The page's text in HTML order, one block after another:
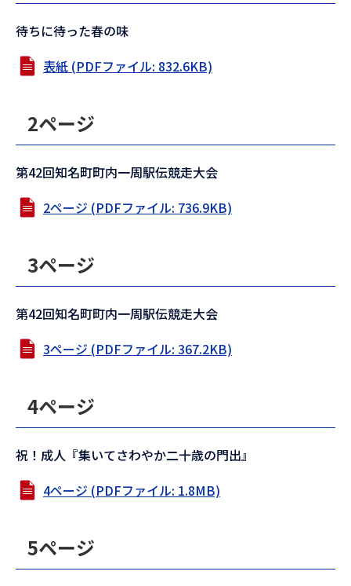
待ちに待った春の味
表紙 (PDFファイル: 832.6KB)
2ページ
第42回知名町町内一周駅伝競走大会
2ページ (PDFファイル: 736.9KB)
3ページ
第42回知名町町内一周駅伝競走大会
3ページ (PDFファイル: 367.2KB)
4ページ
祝！成人『集いてさわやか二十歳の門出』
4ページ (PDFファイル: 1.8MB)
5ページ